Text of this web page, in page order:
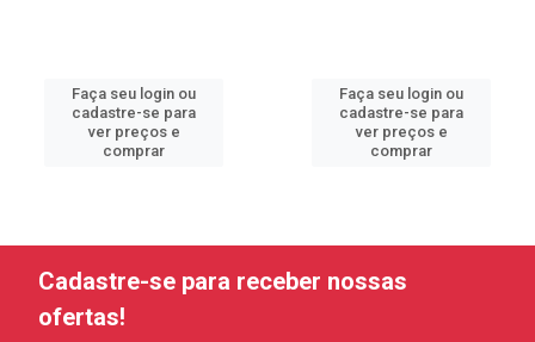
Faça seu login ou
cadastre-se para
ver preços e
comprar
Faça seu login ou
cadastre-se para
ver preços e
comprar
Cadastre-se para receber nossas
ofertas!